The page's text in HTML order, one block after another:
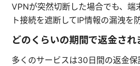
VPNが突然切断した場合でも、端
ト接続を遮断してIP情報の漏洩を
どのくらいの期間で返金され
多くのサービスは30日間の返金保